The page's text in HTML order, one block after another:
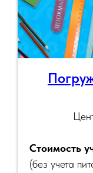
Стоимость
(без учета